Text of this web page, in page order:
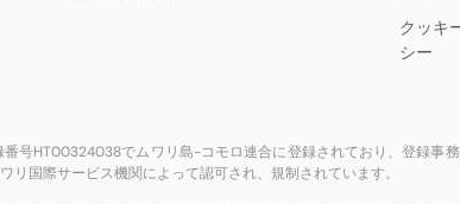
クッキ
シー
号HT00324038でムワリ島-コモロ連合に登録されており、登録事
リ国際サービス機関によって認可され、規制されています。